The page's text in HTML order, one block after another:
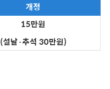
개정
15만원
(설날·추석 30만원)